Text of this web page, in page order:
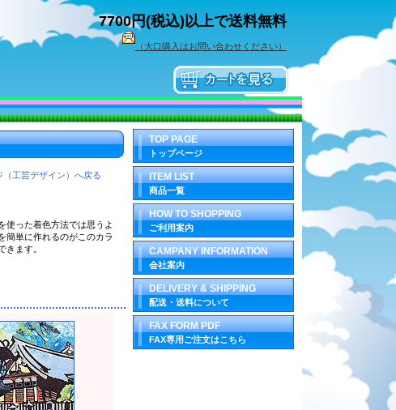
7700円(税込)以上で送料無料
（大口購入はお問い合わせください）
（工芸デザイン）へ戻る
使った着色方法では思うよ
簡単に作れるのがこのカラ
きます。
TOP PAGE
トップページ
ITEM LIST
商品一覧
HOW TO SHOPPING
ご利用案内
CAMPANY INFORMATION
会社案内
DELIVERY & SHIPPING
配送・送料について
FAX FORM PDF
FAX専用ご注文はこちら